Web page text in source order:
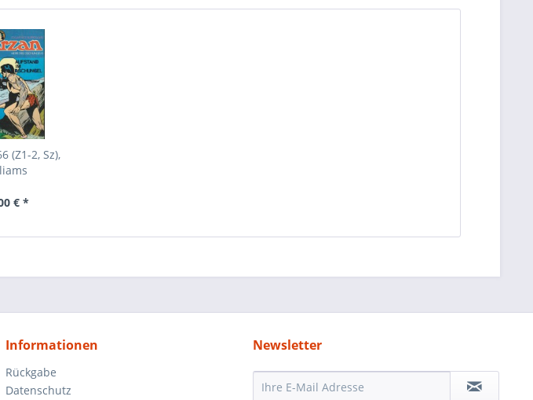
(Z1-2, Sz),
€ *
Informationen
Rückgabe
Datenschutz
Newsletter